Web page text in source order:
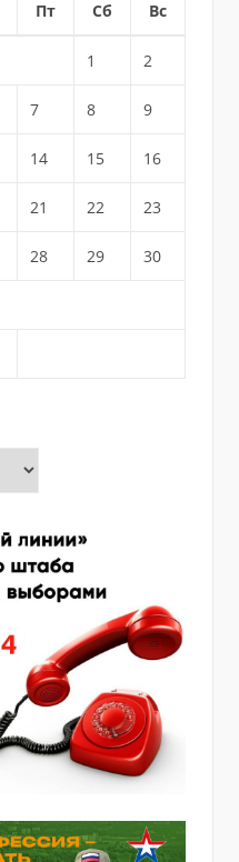
Пт Сб Вс
1 2
7 8 9
14 15 16
21 22 23
28 29 30